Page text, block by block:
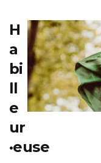
H
a
bi
ll
e
ur
·euse